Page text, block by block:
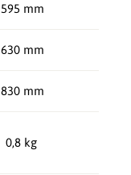
595 mm
630 mm
830 mm
0,8 kg